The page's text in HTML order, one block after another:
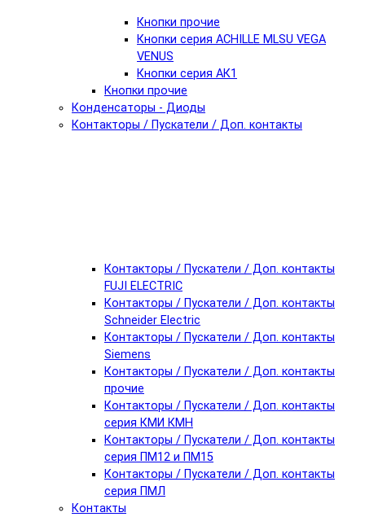
Кнопки прочие
Кнопки серия ACHILLE MLSU VEGA
VENUS
Кнопки серия АК1
Кнопки прочие
Конденсаторы - Диоды
Контакторы / Пускатели / Доп. контакты
Контакторы / Пускатели / Доп. контакты
FUJI ELECTRIC
Контакторы / Пускатели / Доп. контакты
Schneider Electric
Контакторы / Пускатели / Доп. контакты
Siemens
Контакторы / Пускатели / Доп. контакты
прочие
Контакторы / Пускатели / Доп. контакты
серия КМИ КМН
Контакторы / Пускатели / Доп. контакты
серия ПМ12 и ПМ15
Контакторы / Пускатели / Доп. контакты
серия ПМЛ
Контакты